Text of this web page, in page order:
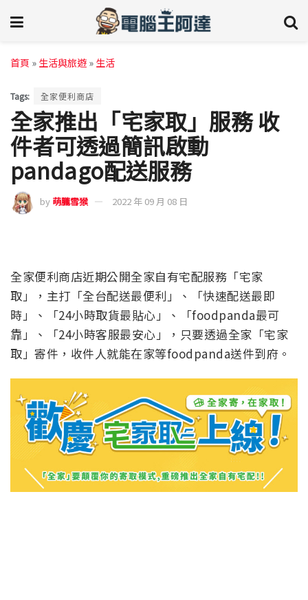
首頁 » 生活與旅遊 » 生活
Tags: 全家便利商店
全家推出「宅家取」服務 收
件者可透過簡訊啟動
pandago配送服務
by 萌朧雪猴 2022 年 09 月 08 日
全家便利商店近期公開全家自有宅配服務「宅家
取」，主打「全台配送最便利」、「快速配送最即
時」、「24小時取貨最貼心」、「foodpanda最可
靠」、「24小時客服最安心」，只要透過全家「宅家
取」寄件，收件人就能在家等foodpanda送件到府。